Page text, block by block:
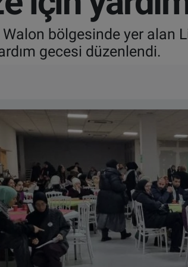
Walon bölgesinde yer alan
gecesi düzenlendi.